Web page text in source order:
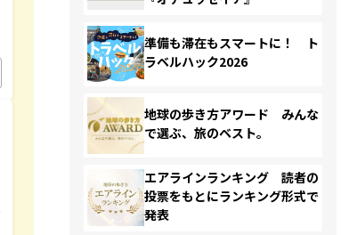
準備も滞在もスマートに！ ト
ラベルハック2026
地球の歩き方アワード みんな
で選ぶ、旅のベスト。
エアラインランキング 読者の
投票をもとにランキング形式で
発表